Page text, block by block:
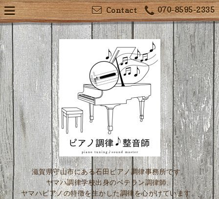
070-8595-2335
Contact
滋賀県守山市にある石田ピアノ調律事務所です。
ヤマハ調律学校出身のベテラン調律師、
ヤマハピアノの特徴を生かした調律を心がけています。